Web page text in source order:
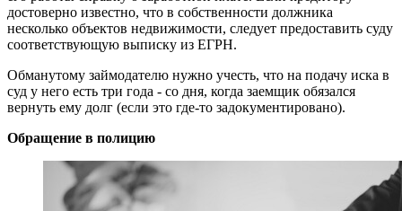
достоверно известно, что в собственности должника
несколько объектов недвижимости, следует предоставить суду
соответствующую выписку из ЕГРН.
Обманутому займодателю нужно учесть, что на подачу иска в
суд у него есть три года - со дня, когда заемщик обязался
вернуть ему долг (если это где-то задокументировано).
Обращение в полицию